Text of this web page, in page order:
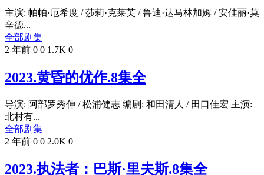
主演: 帕帕·厄希度 / 莎莉·克莱芙 / 鲁迪·达马林加姆 / 安佳丽·莫
辛德...
全部剧集
2 年前 0 0 1.7K 0
2023.黄昏的优作.8集全
导演: 阿部罗秀伸 / 松浦健志 编剧: 和田清人 / 田口佳宏 主演:
北村有...
全部剧集
2 年前 0 0 2.0K 0
2023.执法者：巴斯·里夫斯.8集全